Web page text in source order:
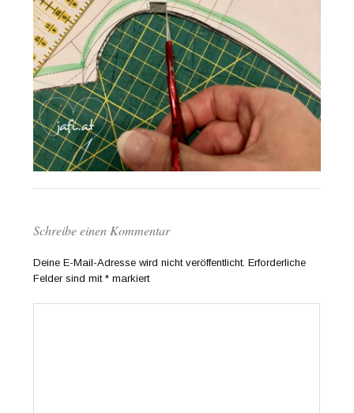
Schreibe einen Kommentar
Deine E-Mail-Adresse wird nicht veröffentlicht. Erforderliche
Felder sind mit* markiert